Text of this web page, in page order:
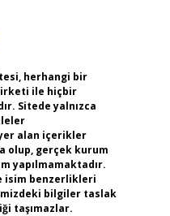
herhangi bir
ile hiçbir
Sitede yalnızca
alan içerikler
olup, gerçek kurum
yapılmamaktadır.
isim benzerlikleri
bilgiler taslak
taşımazlar.